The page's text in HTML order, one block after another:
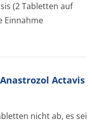
(2 Tabletten auf
Einnahme
Actavis
nicht ab, es sei